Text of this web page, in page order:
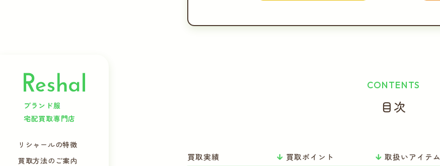
ブランド服
宅配買取専門店
リシャールの特徴
買取方法のご案内
CONTENTS
目次
買取実績 買取ポイント 取扱いアイテム